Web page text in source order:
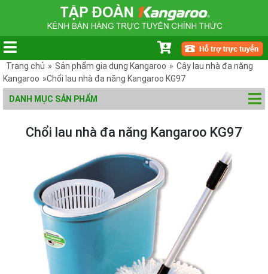
Trang chủ » Sản phẩm gia dụng Kangaroo » Cây lau nhà đa năng
Kangaroo »Chổi lau nhà đa năng Kangaroo KG97
DANH MỤC SẢN PHẨM
Chổi lau nhà đa năng Kangaroo KG97